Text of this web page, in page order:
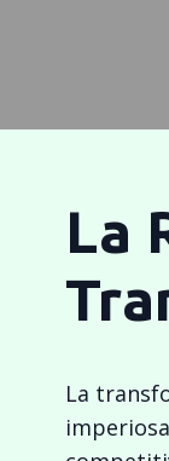
La
La